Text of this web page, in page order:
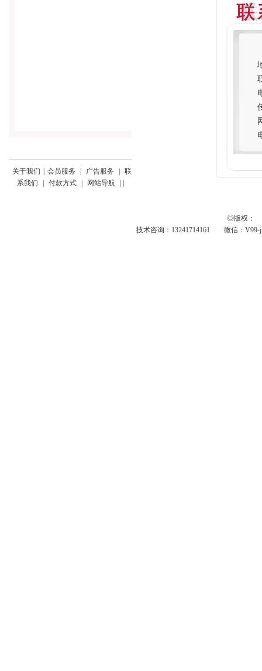
关于我们 会员服务 广告服务
联
系我们
付款方式 网站导航
◎版权：
技术咨询：13241714161 微信：V99-